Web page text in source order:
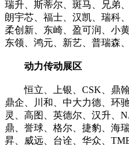
瑞升、斯蒂尔、斑马、兄弟
朗宇芯、福士、汉凯、瑞科
柔创新、东崎、盈可润、小
东领、鸿元、新艺、普瑞森
动力传动展区
恒立、上银、CSK、鼎翰
鼎企、川和、中大力德、环
灵、高图、英德尔、汉升、
鼎、誉球、格尔、捷豹、海
昇、威远、台诠、华众、